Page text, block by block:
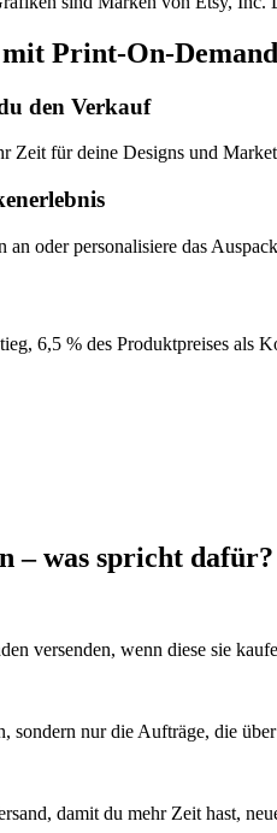
Print-On-Demand
den Verkauf
für deine Designs und
oder personalisiere das
6,5 % des Produktpreises als
– was spricht dafür?
versenden, wenn diese sie
sondern nur die Aufträge, die
damit du mehr Zeit hast,